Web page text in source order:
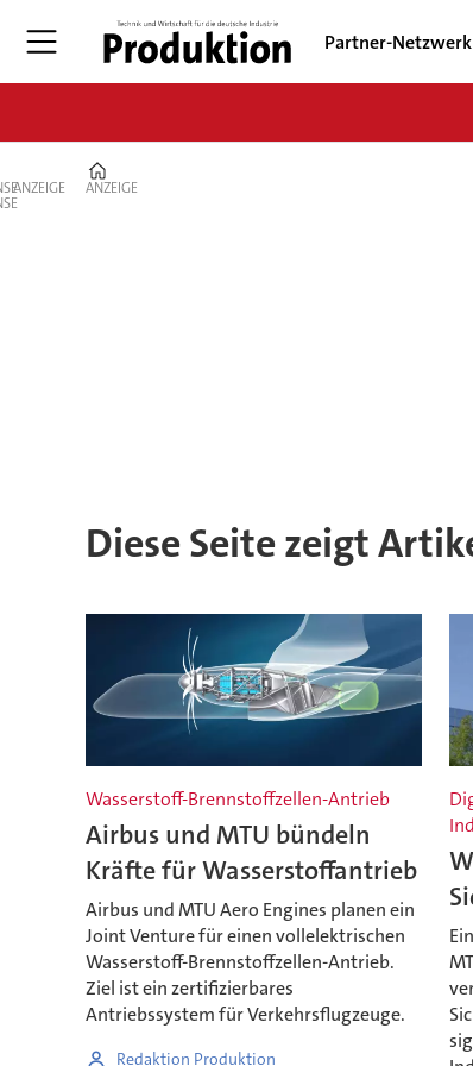
Partner-Netzwerk
ANZEIGE ANZEIGE
Diese Seite zeigt
Wasserstoff-Brennstoffzellen-Antrieb
Airbus und MTU bündeln
Kräfte für Wasserstoffantrieb
Airbus und MTU Aero Engines planen ein
Joint Venture für einen vollelektrischen
Wasserstoff-Brennstoffzellen-Antrieb.
Ziel ist ein zertifizierbares
Antriebssystem für Verkehrsflugzeuge.
Redaktion Produktion